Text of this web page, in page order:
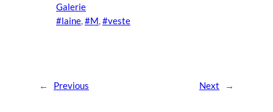
Galerie
#laine, #M, #veste
← Previous Next →